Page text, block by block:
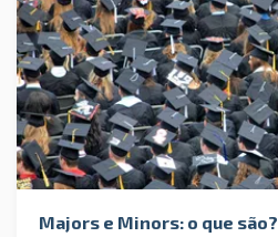
Majors e Minors: o que são?